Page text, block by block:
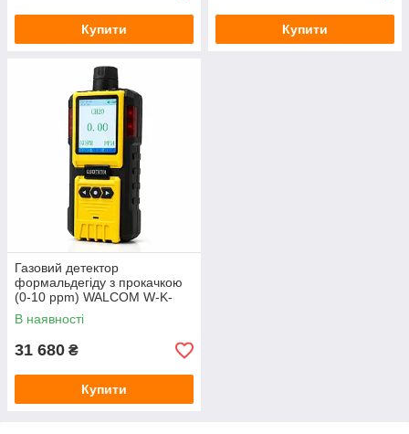
Купити Купити
Газовий детектор
формальдегіду з прокачкою
(0-10 ppm) WALCOM W-K-
600 (CH2O)
В наявності
31 680 ₴
Купити